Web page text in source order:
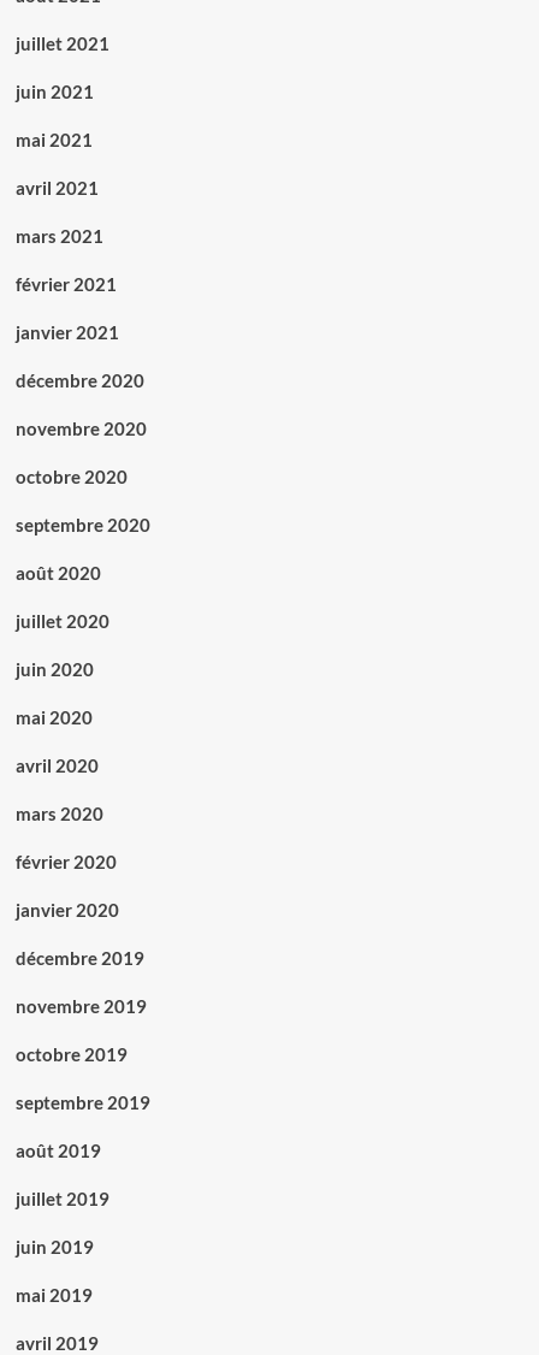
juillet 2021
juin 2021
mai 2021
avril 2021
mars 2021
février 2021
janvier 2021
décembre 2020
novembre 2020
octobre 2020
septembre 2020
août 2020
juillet 2020
juin 2020
mai 2020
avril 2020
mars 2020
février 2020
janvier 2020
décembre 2019
novembre 2019
octobre 2019
septembre 2019
août 2019
juillet 2019
juin 2019
mai 2019
avril 2019